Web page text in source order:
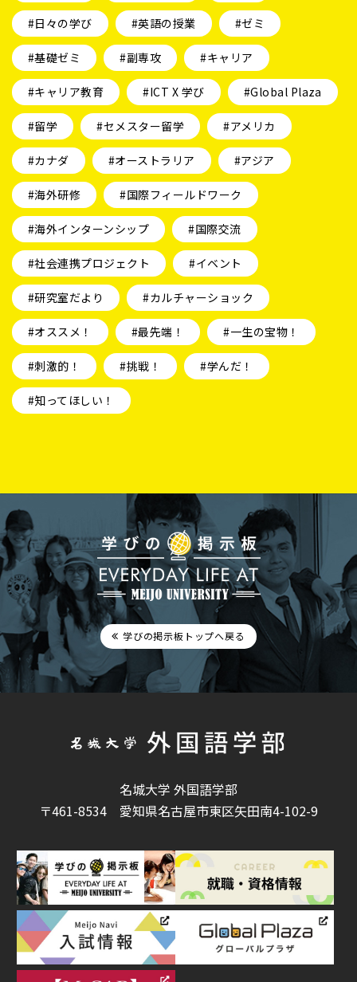
#日々の学び #英語の授業 #ゼミ
#基礎ゼミ #副専攻 #キャリア
#キャリア教育 #ICT X 学び #Global Plaza
#留学 #セメスター留学 #アメリカ
#カナダ #オーストラリア #アジア
#海外研修 #国際フィールドワーク
#海外インターンシップ #国際交流
#社会連携プロジェクト #イベント
#研究室だより #カルチャーショック
#オススメ！ #最先端！ #一生の宝物！
#刺激的！ #挑戦！ #学んだ！
#知ってほしい！
学びの掲示板トップへ戻る
名城大学 外国語学部
〒461-8534 愛知県名古屋市東区矢田南4-102-9